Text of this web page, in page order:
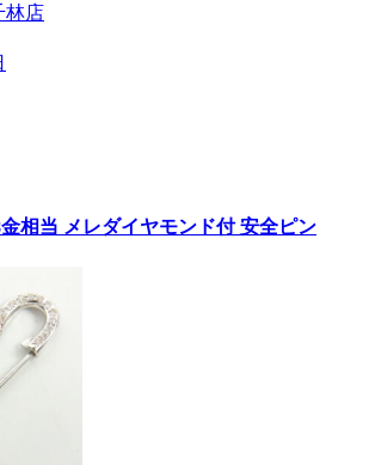
林店
相当 メレダイヤモンド付 安全ピン